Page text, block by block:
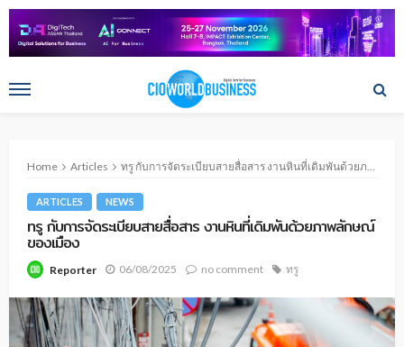
Home Articles ทรู กับการจัดระเบียบสายสื่อสาร งานหินที่เดิมพันด้วยภาพลักษณ์ของเมือง
ARTICLES NEWS
ทรู กับการจัดระเบียบสายสื่อสาร งานหินที่เดิมพันด้วยภาพลักษณ์
ของเมือง
Reporter 06/08/2025 no comment ทรู